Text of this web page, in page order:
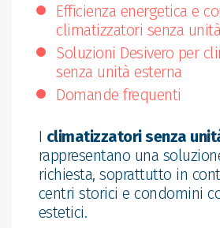
Efficienza energetica e
climatizzatori senza
Soluzioni Desivero per
senza unità esterna
Domande frequenti
I climatizzatori senza
rappresentano una
richiesta, soprattutto in
centri storici e condomini
estetici.